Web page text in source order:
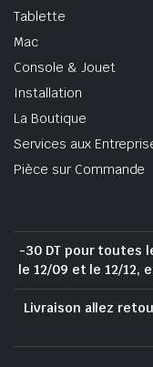
Tablette
Mac
Console & Jouet
Installation
La Boutique
Services aux
Pièce sur Commande
-30 DT pour toutes
le 12/09 et le 12/12,
Livraison allez